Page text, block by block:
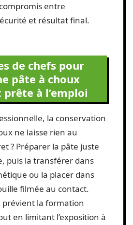
entre
et résultat final.
de chefs pour
pâte à choux
à l’emploi
la conservation
ne laisse rien au
? Préparer la pâte juste
puis la transférer dans
ou la placer dans
filmée au contact.
prévient la formation
en limitant l’exposition à